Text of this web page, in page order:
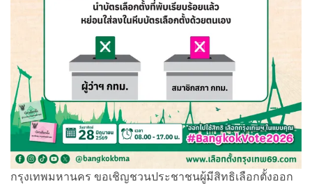
กรุงเทพมหานคร ขอเชิญชวนประชาชนผู้มีสิทธิเลือกตั้งออก